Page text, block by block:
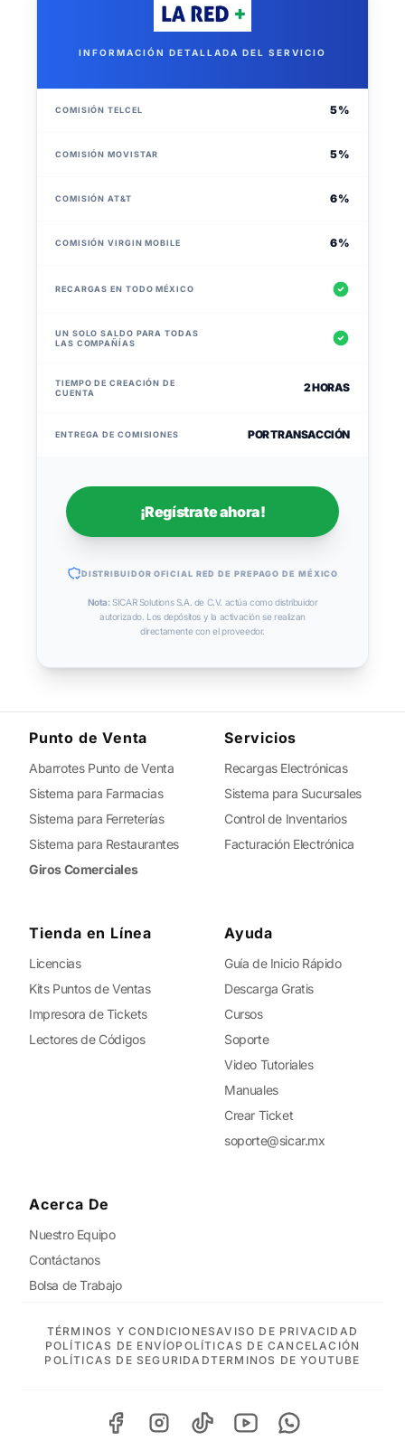
INFORMACIÓN DETALLADA DEL SERVICIO
COMISIÓN TELCEL 5 %
COMISIÓN MOVISTAR 5 %
COMISIÓN AT&T 6 %
COMISIÓN VIRGIN MOBILE 6 %
RECARGAS EN TODO MÉXICO
UN SOLO SALDO PARA TODAS
LAS COMPAÑÍAS
TIEMPO DE CREACIÓN DE
CUENTA
2 HORAS
ENTREGA DE COMISIONES POR TRANSACCIÓN
¡Regístrate ahora!
DISTRIBUIDOR OFICIAL RED DE PREPAGO DE MÉXICO
Nota:SICAR Solutions S.A. de C.V. actúa como distribuidor
autorizado. Los depósitos y la activación se realizan
directamente con el proveedor.
Punto de Venta
Abarrotes Punto de Venta
Sistema para Farmacias
Sistema para Ferreterías
Sistema para Restaurantes
Giros Comerciales
Servicios
Recargas Electrónicas
Sistema para Sucursales
Control de Inventarios
Facturación Electrónica
Tienda en Línea
Licencias
Kits Puntos de Ventas
Impresora de Tickets
Lectores de Códigos
Ayuda
Guía de Inicio Rápido
Descarga Gratis
Cursos
Soporte
Video Tutoriales
Manuales
Crear Ticket
soporte@sicar.mx
Acerca De
Nuestro Equipo
Contáctanos
Bolsa de Trabajo
TÉRMINOS Y CONDICIONESAVISO DE PRIVACIDAD
POLÍTICAS DE ENVÍOPOLÍTICAS DE CANCELACIÓN
POLÍTICAS DE SEGURIDADTERMINOS DE YOUTUBE